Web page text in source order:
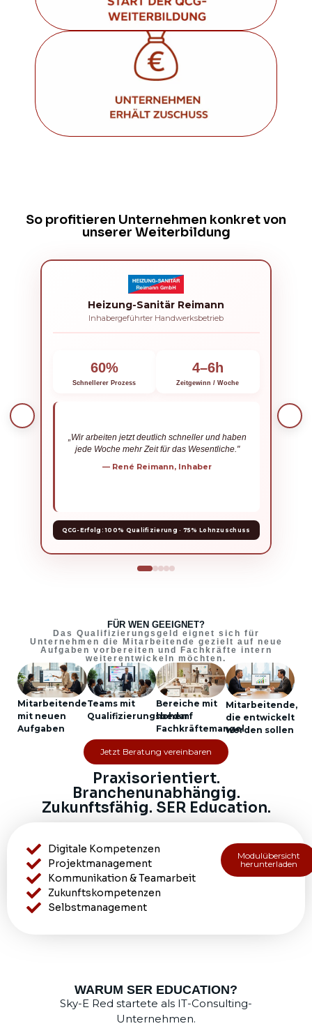
Ihr Unternehmen erhält den Qualifizierungsgeld
Zuschuss.
So profitieren Unternehmen konkret von
unserer Weiterbildung
Heizung-Sanitär Reimann
Inhabergeführter Handwerksbetrieb
60%
Schnellerer Prozess
4–6h
Zeitgewinn / Woche
„Wir arbeiten jetzt deutlich schneller und haben
jede Woche mehr Zeit für das Wesentliche."
— René Reimann, Inhaber
QCG-Erfolg: 100% Qualifizierung · 75% Lohnzuschuss
FÜR WEN GEEIGNET?
Das Qualifizierungsgeld eignet sich für
Unternehmen die Mitarbeitende gezielt auf neue
Aufgaben vorbereiten und Fachkräfte intern
weiterentwickeln möchten.
Mitarbeitende
mit neuen
Aufgaben
Teams mit
Qualifizierungsbedarf
Bereiche mit
hohem
Fachkräftemangel
Mitarbeitende,
die entwickelt
werden sollen
Jetzt Beratung vereinbaren
Praxisorientiert.
Branchenunabhängig.
Zukunftsfähig. SER Education.
Digitale Kompetenzen
Projektmanagement
Kommunikation & Teamarbeit
Zukunftskompetenzen
Selbstmanagement
Modulübersicht
herunterladen
WARUM SER EDUCATION?
Sky-E Red startete als IT-Consulting-
Unternehmen.